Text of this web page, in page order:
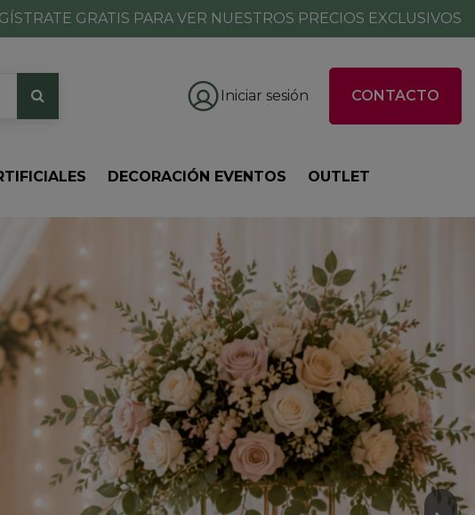
GRATIS PARA VER NUESTROS PRECIOS EXCLUSIVOS
Iniciar sesión CONTACTO
DECORACIÓN EVENTOS OUTLET